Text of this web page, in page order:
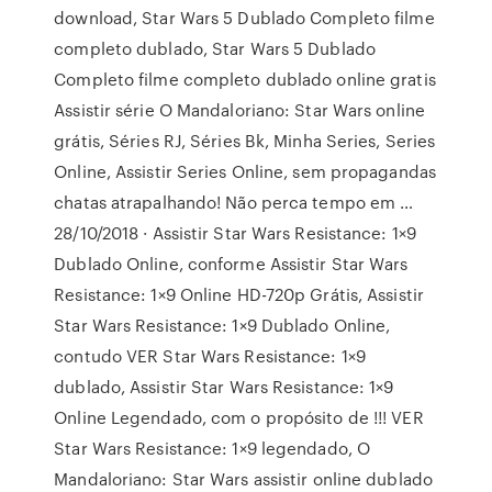
download, Star Wars 5 Dublado Completo filme
completo dublado, Star Wars 5 Dublado
Completo filme completo dublado online gratis
Assistir série O Mandaloriano: Star Wars online
grátis, Séries RJ, Séries Bk, Minha Series, Series
Online, Assistir Series Online, sem propagandas
chatas atrapalhando! Não perca tempo em …
28/10/2018 · Assistir Star Wars Resistance: 1×9
Dublado Online, conforme Assistir Star Wars
Resistance: 1×9 Online HD-720p Grátis, Assistir
Star Wars Resistance: 1×9 Dublado Online,
contudo VER Star Wars Resistance: 1×9
dublado, Assistir Star Wars Resistance: 1×9
Online Legendado, com o propósito de !!! VER
Star Wars Resistance: 1×9 legendado, O
Mandaloriano: Star Wars assistir online dublado